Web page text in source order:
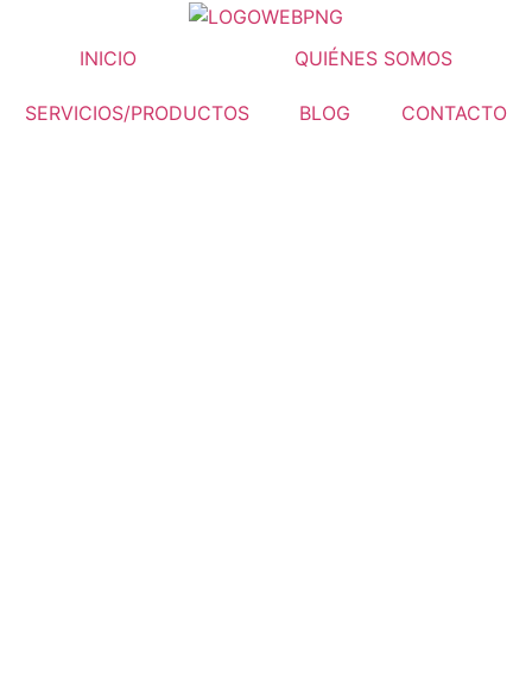
INICIO QUIÉNES SOMOS
SERVICIOS/PRODUCTOS BLOG CONTACTO